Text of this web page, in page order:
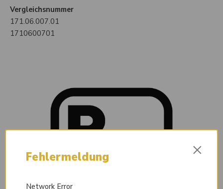
Vergleichsnummer
171.06.007.01
1710600701
Fehlermeldung ×
Network Error